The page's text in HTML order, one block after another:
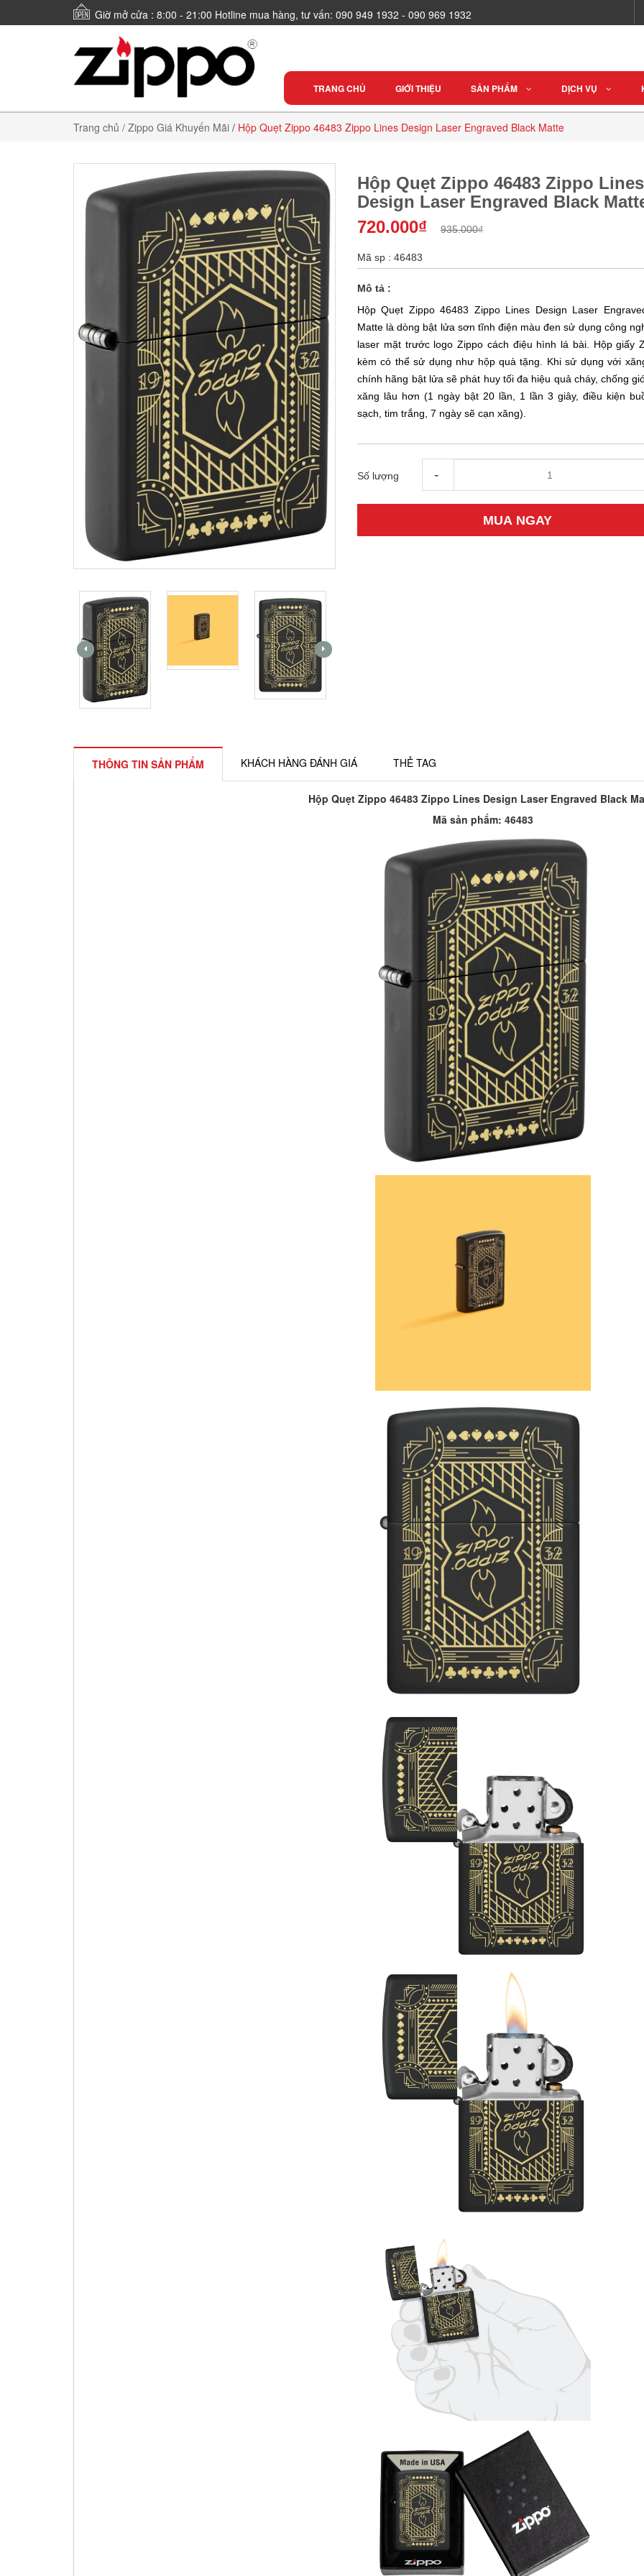
Giờ mở cửa : 8:00 - 21:00 Hotline mua hàng, tư vấn: 090 949 1932 - 090 969 1932
TRANG CHỦ GIỚI THIỆU SẢN PHẨM DỊCH VỤ
Trang chủ / Zippo Giá Khuyến Mãi / Hộp Quẹt Zippo 46483 Zippo Lines Design Laser Engraved Black Matte
Hộp Quẹt Zippo 46483 Zippo Lines
Design Laser Engraved Black
720.000₫
935.000₫
Mã sp : 46483
Mô tả :
Hộp Quẹt Zippo 46483 Zippo Lines Design Laser
Matte là dòng bật lửa sơn tĩnh điện màu đen sử dụng công
laser mặt trước logo Zippo cách điệu hình lá bài. Hộp giấy
kèm có thể sử dụng như hộp quà tặng. Khi sử dụng với
chính hãng bật lửa sẽ phát huy tối đa hiệu quả cháy, chống
xăng lâu hơn (1 ngày bật 20 lần, 1 lần 3 giây, điều kiện
sạch, tim trắng, 7 ngày sẽ cạn xăng).
Số lượng -
MUA NGAY
THÔNG TIN SẢN PHẨM KHÁCH HÀNG ĐÁNH GIÁ THẺ TAG
Hộp Quẹt Zippo 46483 Zippo Lines Design Laser Engraved Black
Mã sản phẩm: 46483